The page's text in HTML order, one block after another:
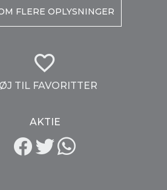
FLERE OPLYSNINGER
TIL FAVORITTER
AKTIE